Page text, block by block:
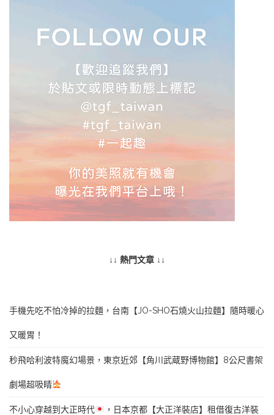
↓↓ 熱門文章 ↓↓
手機先吃不怕冷掉的拉麵，台南【JO-SHO石燒火山拉麵】隨時暖心
又暖胃！
秒飛哈利波特魔幻場景，東京近郊【角川武蔵野博物館】8公尺書架
劇場超吸睛
不小心穿越到大正時代 ，日本京都【大正洋裝店】租借復古洋裝